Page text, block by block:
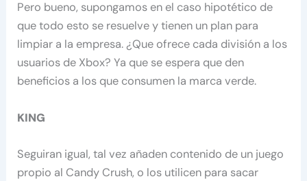
Pero bueno, supongamos en el caso hipotético de
que todo esto se resuelve y tienen un plan para
limpiar a la empresa. ¿Que ofrece cada división a los
usuarios de Xbox? Ya que se espera que den
beneficios a los que consumen la marca verde.
KING
Seguiran igual, tal vez añaden contenido de un juego
propio al Candy Crush, o los utilicen para sacar